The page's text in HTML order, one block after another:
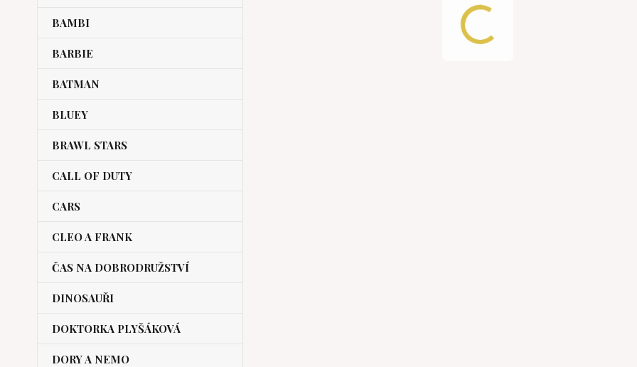
BAMBI
BARBIE
BATMAN
BLUEY
BRAWL STARS
CALL OF DUTY
CARS
CLEO A FRANK
ČAS NA DOBRODRUŽSTVÍ
DINOSAUŘI
DOKTORKA PLYŠÁKOVÁ
DORY A NEMO